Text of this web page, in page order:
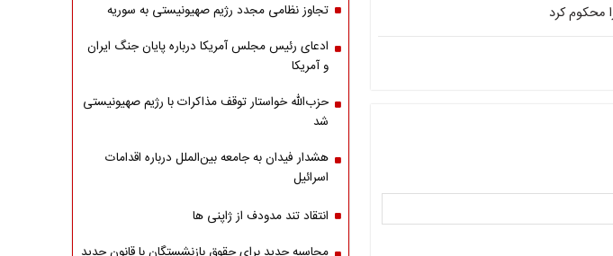
محکوم کرد
تجاوز نظامی مجدد رژیم صهیونیستی به سوریه
ادعای رئیس مجلس آمریکا درباره پایان جنگ ایران
و آمریکا
حزب‌الله خواستار توقف مذاکرات با رژیم صهیونیستی
شد
هشدار فیدان به جامعه بین‌الملل درباره اقدامات
اسرائیل
انتقاد تند مدودف از ژاپنی ها